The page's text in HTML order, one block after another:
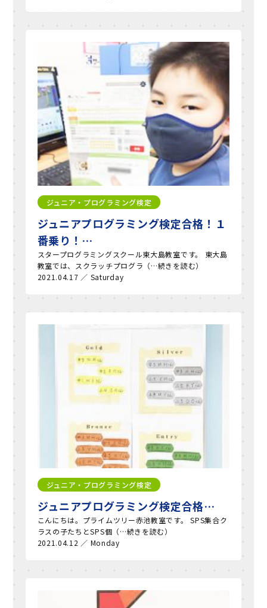
ジュニア・プログラミング検定
ジュニアプログラミング検定合格！１
番乗り！…
スタープログラミングスクール東大島教室です。 東大島
教室では、スクラッチプログラ（…続きを読む）
2021.04.17 ／ Saturday
ジュニア・プログラミング検定
ジュニアプログラミング検定合格…
こんにちは。プライムツリー赤池教室です。 SPS集合ク
ラスの子たちとSPS個（…続きを読む）
2021.04.12 ／ Monday